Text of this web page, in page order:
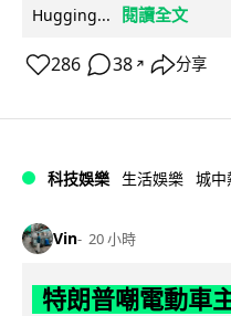
Hugging...
閱讀全文
286 38 ↗ 分享
科技娛樂 生活娛樂 城中
Vin 20 小時
特朗普嘲電動車